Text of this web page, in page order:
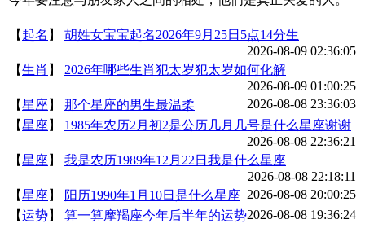
【 起名 】 胡姓女宝宝起名2026年9月25日5点14分生
2026-08-09 02:36:05
【生肖 】 2026年哪些生肖犯太岁犯太岁如何化解
2026-08-09 01:00:25
【星座 】 那个星座的男生最温柔
2026-08-08 23:36:03
【星座 】 1985年农历2月初2是公历几月几号是什么星座谢谢
2026-08-08 22:36:21
【星座 】 我是农历1989年12月22日我是什么星座
2026-08-08 22:18:11
【星座 】 阳历1990年1月10日是什么星座 2026-08-08 20:00:25
【运势】 算一算摩羯座今年后半年的运势2026-08-08 19:36:24